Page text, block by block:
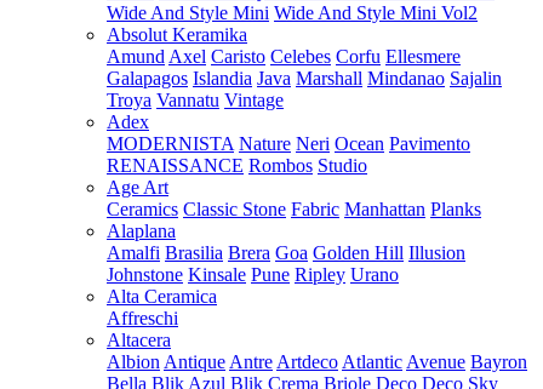
Wide And Style Mini Wide And Style Mini Vol2
Absolut Keramika
Amund Axel Caristo Celebes Corfu Ellesmere
Galapagos Islandia Java Marshall Mindanao Sajalin
Troya Vannatu Vintage
Adex
MODERNISTA Nature Neri Ocean Pavimento
RENAISSANCE Rombos Studio
Age Art
Ceramics Classic Stone Fabric Manhattan Planks
Alaplana
Amalfi Brasilia Brera Goa Golden Hill Illusion
Johnstone Kinsale Pune Ripley Urano
Alta Ceramica
Affreschi
Altacera
Albion Antique Antre Artdeco Atlantic Avenue Bayron
Bella Blik Azul Blik Crema Briole Deco Deco Sky